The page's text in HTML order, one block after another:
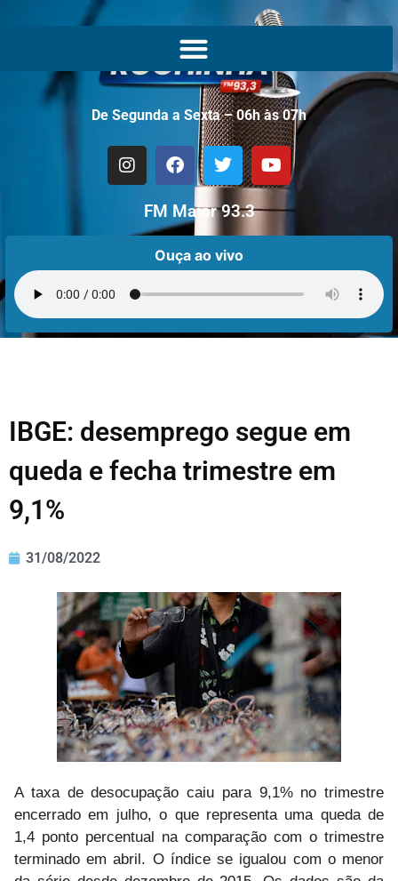
De Segunda a Sexta – 06h às 07h
FM Maior 93.3
Ouça ao vivo
IBGE: desemprego segue em
queda e fecha trimestre em
9,1%
31/08/2022
A taxa de desocupação caiu para 9,1% no trimestre
encerrado em julho, o que representa uma queda de
1,4 ponto percentual na comparação com o trimestre
terminado em abril. O índice se igualou com o menor